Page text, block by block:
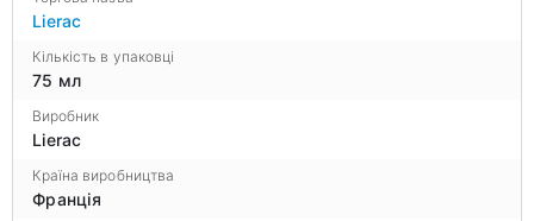
Lierac
Кількість в упаковці
75 мл
Виробник
Lierac
Країна виробництва
Франція